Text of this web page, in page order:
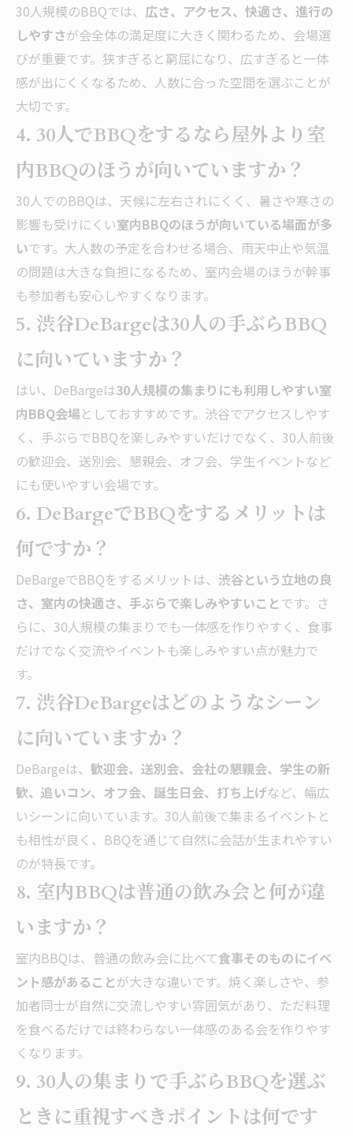
30人規模のBBQでは、 広さ、アクセス、快適さ、進行の
しやすさが会全体の満足度に大きく関わるため、会場選
びが重要です。狭すぎると窮屈になり、広すぎると一体
感が出にくくなるため、人数に合った空間を選ぶことが
大切です。
4. 30人でBBQをするなら屋外より室
内BBQのほうが向いていますか？
30人でのBBQは、天候に左右されにくく、暑さや寒さの
影響も受けにくい室内BBQのほうが向いている場面が多
いです。大人数の予定を合わせる場合、雨天中止や気温
の問題は大きな負担になるため、室内会場のほうが幹事
も参加者も安心しやすくなります。
5. 渋谷DeBargeは30人の手ぶらBBQ
に向いていますか？
はい、DeBargeは30人規模の集まりにも利用しやすい室
内BBQ会場としておすすめです。渋谷でアクセスしやす
く、手ぶらでBBQを楽しみやすいだけでなく、30人前後
の歓迎会、送別会、懇親会、オフ会、学生イベントなど
にも使いやすい会場です。
6. DeBargeでBBQをするメリットは
何ですか？
DeBargeでBBQをするメリットは、 渋谷という立地の良
さ、室内の快適さ、手ぶらで楽しみやすいことです。さ
らに、30人規模の集まりでも一体感を作りやすく、食事
だけでなく交流やイベントも楽しみやすい点が魅力で
す。
7. 渋谷DeBargeはどのようなシーン
に向いていますか？
DeBargeは、 歓迎会、送別会、会社の懇親会、学生の新
歓、追いコン、オフ会、誕生日会、打ち上げなど、幅広
いシーンに向いています。30人前後で集まるイベントと
も相性が良く、BBQを通じて自然に会話が生まれやすい
のが特長です。
8. 室内BBQは普通の飲み会と何が違
いますか？
室内BBQは、普通の飲み会に比べて食事そのものにイベ
ント感があることが大きな違いです。焼く楽しさや、参
加者同士が自然に交流しやすい雰囲気があり、ただ料理
を食べるだけでは終わらない一体感のある会を作りやす
くなります。
9. 30人の集まりで手ぶらBBQを選ぶ
ときに重視すべきポイントは何です